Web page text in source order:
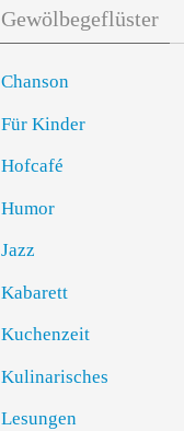
Gewölbegeflüster
Chanson
Für Kinder
Hofcafé
Humor
Jazz
Kabarett
Kuchenzeit
Kulinarisches
Lesungen